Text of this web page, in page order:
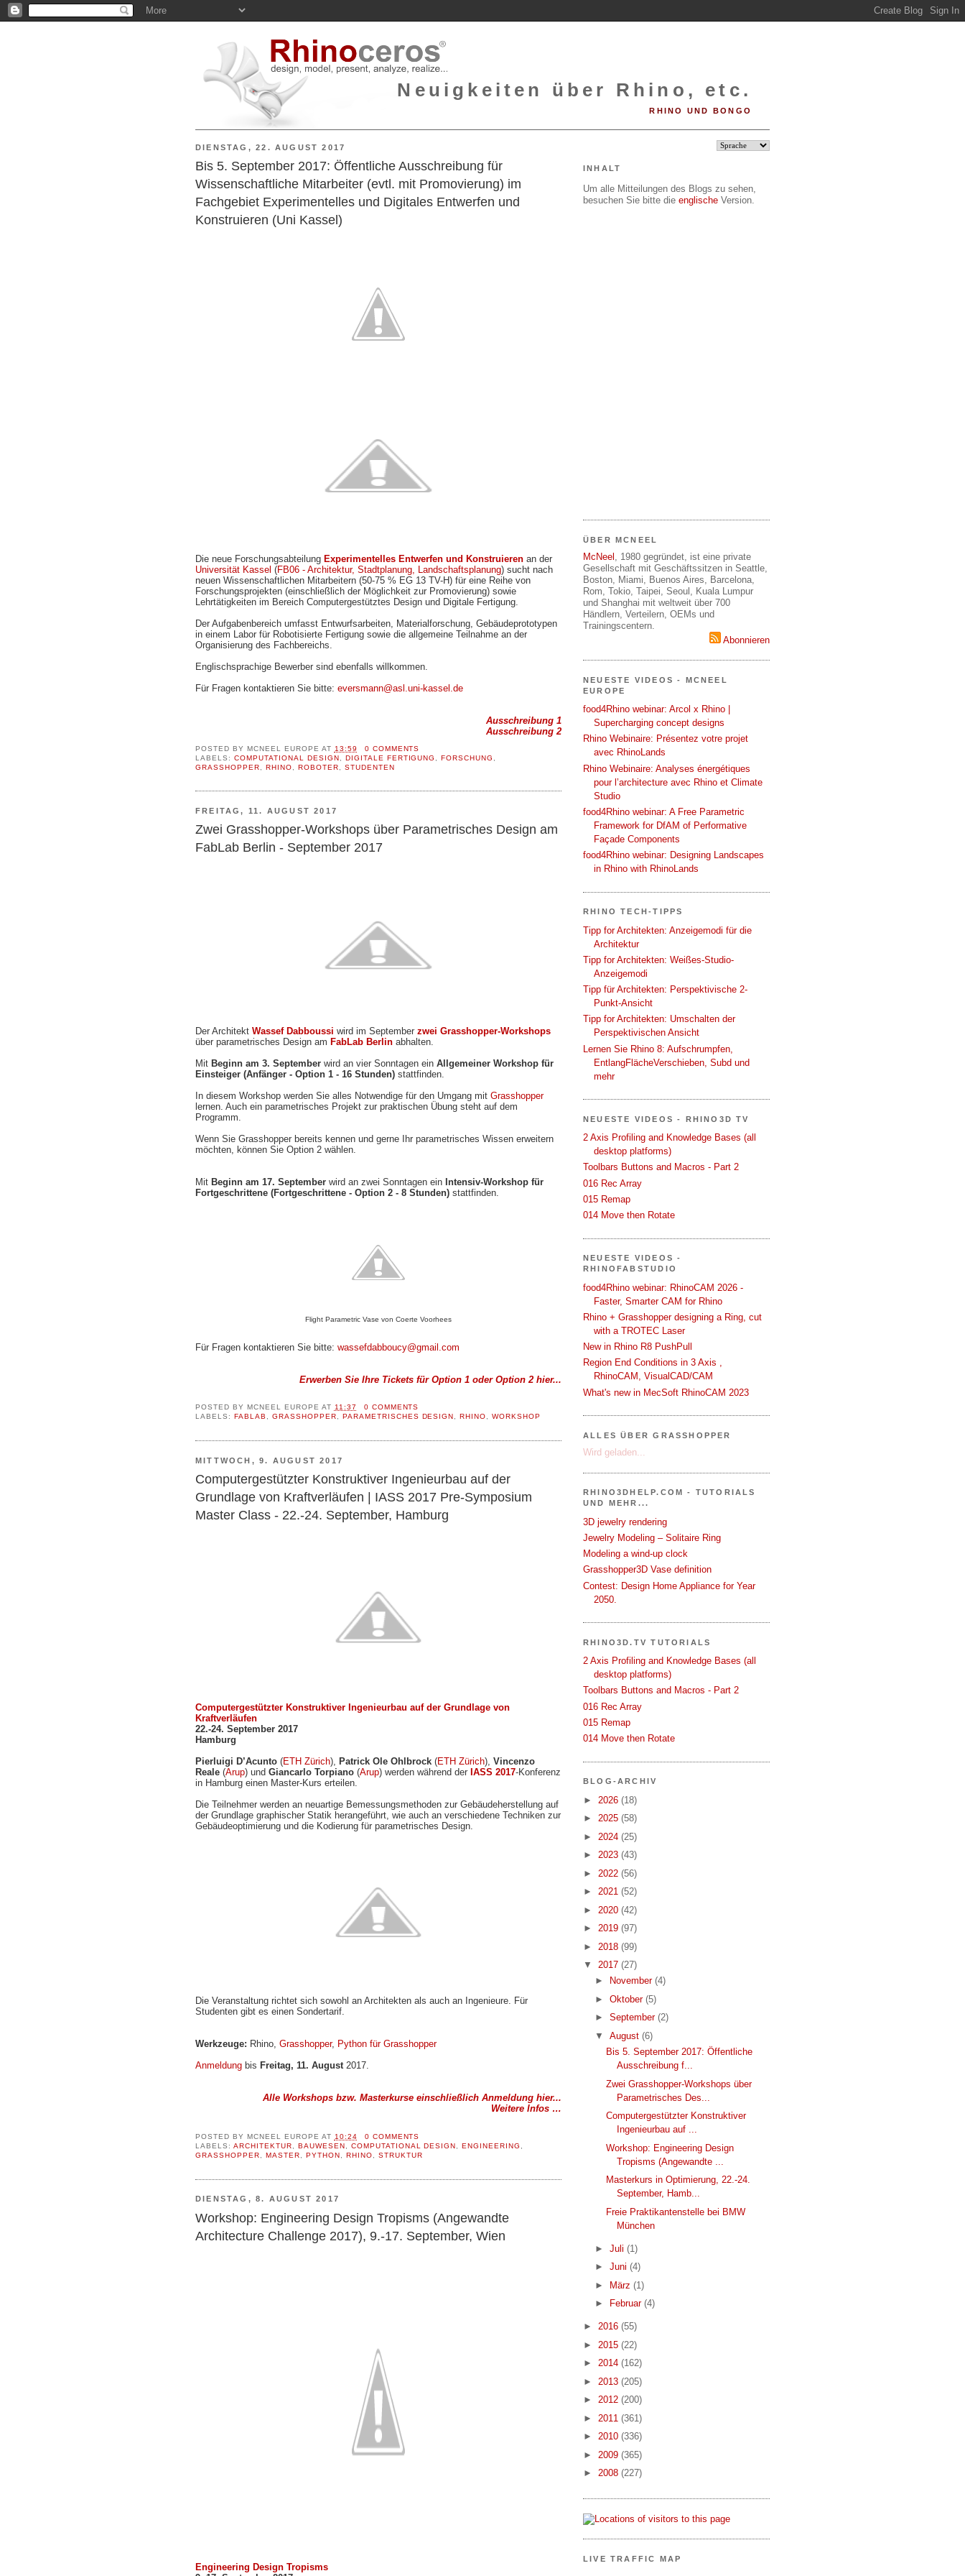
Neuigkeiten über Rhino, etc.
RHINO UND BONGO
DIENSTAG, 22. AUGUST 2017
Bis 5. September 2017: Öffentliche Ausschreibung für
Wissenschaftliche Mitarbeiter (evtl. mit Promovierung) im
Fachgebiet Experimentelles und Digitales Entwerfen und
Konstruieren (Uni Kassel)
Die neue Forschungsabteilung Experimentelles Entwerfen und Konstruieren an der
Universität Kassel (FB06 - Architektur, Stadtplanung, Landschaftsplanung) sucht nach
neuen Wissenschaftlichen Mitarbeitern (50-75 % EG 13 TV-H) für eine Reihe von
Forschungsprojekten (einschließlich der Möglichkeit zur Promovierung) sowie
Lehrtätigkeiten im Bereich Computergestütztes Design und Digitale Fertigung.
Der Aufgabenbereich umfasst Entwurfsarbeiten, Materialforschung, Gebäudeprototypen
in einem Labor für Robotisierte Fertigung sowie die allgemeine Teilnahme an der
Organisierung des Fachbereichs.
Englischsprachige Bewerber sind ebenfalls willkommen.
Für Fragen kontaktieren Sie bitte: eversmann@asl.uni-kassel.de
Ausschreibung 1
Ausschreibung 2
POSTED BY MCNEEL EUROPE AT 13:59
0 COMMENTS
LABELS: COMPUTATIONAL DESIGN DIGITALE FERTIGUNG ,FORSCHUNG
GRASSHOPPER
RHINO ROBOTER STUDENTEN
FREITAG, 11. AUGUST 2017
Zwei Grasshopper-Workshops über Parametrisches Design am
FabLab Berlin - September 2017
Der Architekt Wassef Dabboussi wird im September zwei Grasshopper-Workshops
über parametrisches Design am FabLab Berlin abhalten.
Mit Beginn am 3. September wird an vier Sonntagen ein Allgemeiner Workshop für
Einsteiger (Anfänger - Option 1 - 16 Stunden) stattfinden.
In diesem Workshop werden Sie alles Notwendige für den Umgang mit Grasshopper
lernen. Auch ein parametrisches Projekt zur praktischen Übung steht auf dem
Programm.
Wenn Sie Grasshopper bereits kennen und gerne Ihr parametrisches Wissen erweitern
möchten, können Sie Option 2 wählen.
Mit Beginn am 17. September wird an zwei Sonntagen ein Intensiv-Workshop für
Fortgeschrittene (Fortgeschrittene - Option 2 - 8 Stunden) stattfinden.
Flight Parametric Vase von Coerte Voorhees
Für Fragen kontaktieren Sie bitte: wassefdabboucy@gmail.com
Erwerben Sie Ihre Tickets für Option 1 oder Option 2 hier...
POSTED BY MCNEEL EUROPE AT 11:37
0 COMMENTS
LABELS: FABLAB , GRASSHOPPER, PARAMETRISCHES DESIGN , RHINO,WORKSHOP
MITTWOCH, 9. AUGUST 2017
Computergestützter Konstruktiver Ingenieurbau auf der
Grundlage von Kraftverläufen | IASS 2017 Pre-Symposium
Master Class - 22.-24. September, Hamburg
Computergestützter Konstruktiver Ingenieurbau auf der Grundlage von
Kraftverläufen
22.-24. September 2017
Hamburg
Pierluigi D’Acunto (ETH Zürich), Patrick Ole Ohlbrock (ETH Zürich), Vincenzo
Reale (Arup) und Giancarlo Torpiano (Arup) werden während der IASS 2017-Konferenz
in Hamburg einen Master-Kurs erteilen.
Die Teilnehmer werden an neuartige Bemessungsmethoden zur Gebäudeherstellung auf
der Grundlage graphischer Statik herangeführt, wie auch an verschiedene Techniken zur
Gebäudeoptimierung und die Kodierung für parametrisches Design.
Die Veranstaltung richtet sich sowohl an Architekten als auch an Ingenieure. Für
Studenten gibt es einen Sondertarif.
Werkzeuge: Rhino, Grasshopper, Python für Grasshopper
Anmeldung bis Freitag, 11. August2017.
Alle Workshops bzw. Masterkurse einschließlich Anmeldung hier...
Weitere Infos …
POSTED BY MCNEEL EUROPE AT 10:24
0 COMMENTS
LABELS: ARCHITEKTUR BAUWESEN COMPUTATIONAL DESIGN ,ENGINEERING
GRASSHOPPER
MASTER PYTHON RHINO STRUKTUR
DIENSTAG, 8. AUGUST 2017
Workshop: Engineering Design Tropisms (Angewandte
Architecture Challenge 2017), 9.-17. September, Wien
Engineering Design Tropisms
INHALT
Um alle Mitteilungen des Blogs zu sehen,
besuchen Sie bitte die englische Version.
ÜBER MCNEEL
McNeel
, 1980 gegründet, ist eine private
Gesellschaft mit Geschäftssitzen in Seattle,
Boston, Miami, Buenos Aires, Barcelona,
Rom, Tokio, Taipei, Seoul, Kuala Lumpur
und Shanghai mit weltweit über 700
Händlern, Verteilern, OEMs und
Trainingscentern.
Abonnieren
NEUESTE VIDEOS - MCNEEL
EUROPE
food4Rhino webinar: Arcol x Rhino |
Supercharging concept designs
Rhino Webinaire: Présentez votre projet
avec RhinoLands
Rhino Webinaire: Analyses énergétiques
pour l’architecture avec Rhino et Climate
Studio
food4Rhino webinar: A Free Parametric
Framework for DfAM of Performative
Façade Components
food4Rhino webinar: Designing Landscapes
in Rhino with RhinoLands
RHINO TECH-TIPPS
Tipp for Architekten: Anzeigemodi für die
Architektur
Tipp for Architekten: Weißes-Studio-
Anzeigemodi
Tipp für Architekten: Perspektivische 2-
Punkt-Ansicht
Tipp for Architekten: Umschalten der
Perspektivischen Ansicht
Lernen Sie Rhino 8: Aufschrumpfen,
EntlangFlächeVerschieben, Subd und
mehr
NEUESTE VIDEOS - RHINO3D TV
2 Axis Profiling and Knowledge Bases (all
desktop platforms)
Toolbars Buttons and Macros - Part 2
016 Rec Array
015 Remap
014 Move then Rotate
NEUESTE VIDEOS -
RHINOFABSTUDIO
food4Rhino webinar: RhinoCAM 2026 -
Faster, Smarter CAM for Rhino
Rhino + Grasshopper designing a Ring, cut
with a TROTEC Laser
New in Rhino R8 PushPull
Region End Conditions in 3 Axis ,
RhinoCAM, VisualCAD/CAM
What's new in MecSoft RhinoCAM 2023
ALLES ÜBER GRASSHOPPER
Wird geladen...
RHINO3DHELP.COM - TUTORIALS
UND MEHR...
3D jewelry rendering
Jewelry Modeling – Solitaire Ring
Modeling a wind-up clock
Grasshopper3D Vase definition
Contest: Design Home Appliance for Year
2050.
RHINO3D.TV TUTORIALS
2 Axis Profiling and Knowledge Bases (all
desktop platforms)
Toolbars Buttons and Macros - Part 2
016 Rec Array
015 Remap
014 Move then Rotate
BLOG-ARCHIV
► 2026 (18)
► 2025 (58)
► 2024 (25)
► 2023 (43)
► 2022 (56)
► 2021 (52)
► 2020 (42)
► 2019 (97)
► 2018 (99)
▼ 2017 (27)
►
November (4)
► Oktober (5)
► September (2)
▼ August (6)
Bis 5. September 2017: Öffentliche
Ausschreibung f...
Zwei Grasshopper-Workshops über
Parametrisches Des...
Computergestützter Konstruktiver
Ingenieurbau auf ...
Workshop: Engineering Design
Tropisms (Angewandte ...
Masterkurs in Optimierung, 22.-24.
September, Hamb...
Freie Praktikantenstelle bei BMW
München
► Juli (1)
► Juni (4)
► März (1)
►
Februar (4)
► 2016 (55)
► 2015 (22)
► 2014 (162)
► 2013 (205)
► 2012 (200)
► 2011 (361)
► 2010 (336)
► 2009 (365)
► 2008 (227)
LIVE TRAFFIC MAP